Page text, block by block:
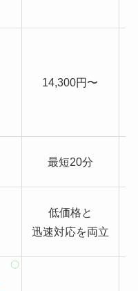
14,300円〜
最短20分
低価格と
迅速対応を両立